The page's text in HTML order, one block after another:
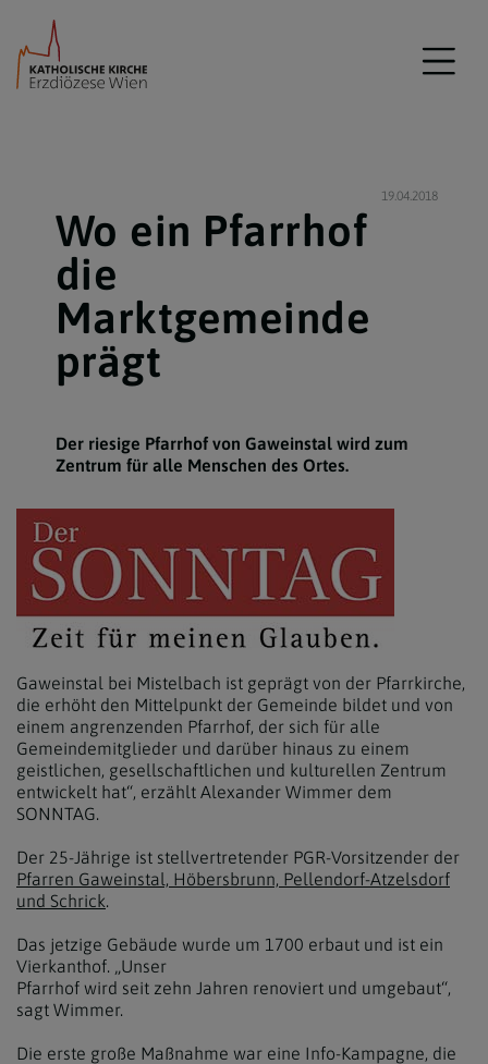
19.04.2018
Wo ein Pfarrhof
die
Marktgemeinde
prägt
Der riesige Pfarrhof von Gaweinstal wird zum
Zentrum für alle Menschen des Ortes.
Gaweinstal bei Mistelbach ist geprägt von der Pfarrkirche,
die erhöht den Mittelpunkt der Gemeinde bildet und von
einem angrenzenden Pfarrhof, der sich für alle
Gemeindemitglieder und darüber hinaus zu einem
geistlichen, gesellschaftlichen und kulturellen Zentrum
entwickelt hat“, erzählt Alexander Wimmer dem
SONNTAG.
Der 25-Jährige ist stellvertretender PGR-Vorsitzender der
Pfarren Gaweinstal, Höbersbrunn, Pellendorf-Atzelsdorf
und Schrick.
Das jetzige Gebäude wurde um 1700 erbaut und ist ein
Vierkanthof. „Unser
Pfarrhof wird seit zehn Jahren renoviert und umgebaut“,
sagt Wimmer.
Die erste große Maßnahme war eine Info-Kampagne, die